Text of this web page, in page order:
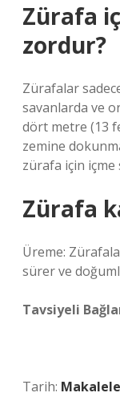
Zürafa
zordur?
Zürafalar
savanlarda ve
dört metre (13
zemine
zürafa için
Zürafa
Üreme:
sürer ve
Tavsiyeli
Tarih: